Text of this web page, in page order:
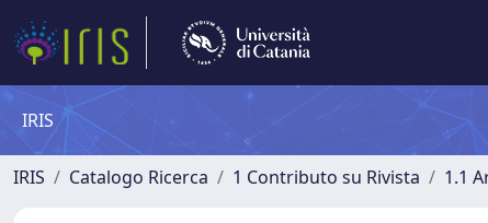
IRIS
IRIS Catalogo Ricerca 1 Contributo su Rivista 1.1